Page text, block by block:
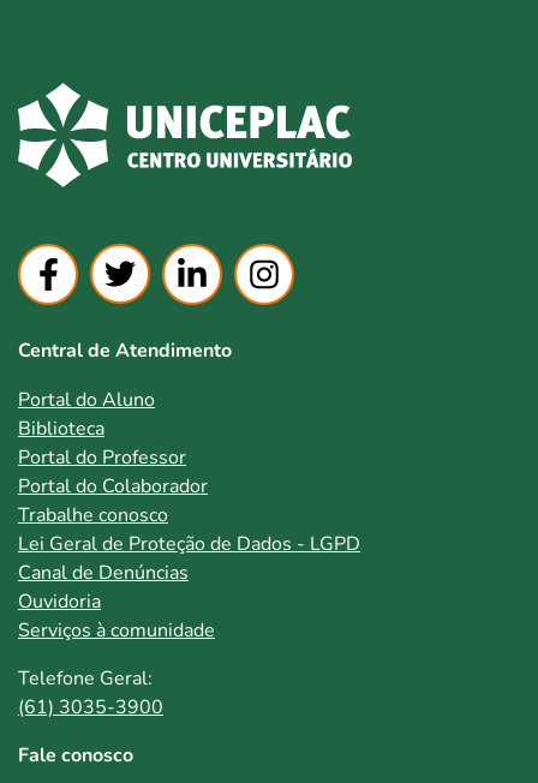
Central de Atendimento
Portal do Aluno
Biblioteca
Portal do Professor
Portal do Colaborador
Trabalhe conosco
Lei Geral de Proteção de Dados - LGPD
Canal de Denúncias
Ouvidoria
Serviços à comunidade
Telefone Geral:
(61) 3035-3900
Fale conosco